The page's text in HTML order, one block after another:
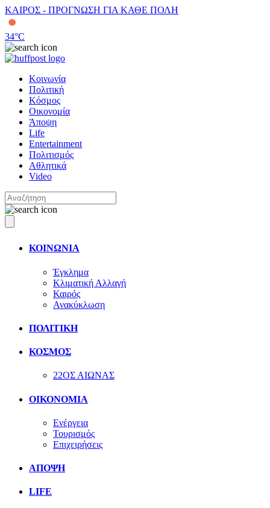
ΚΑΙΡΟΣ - ΠΡΟΓΝΩΣΗ ΓΙΑ ΚΑΘΕ ΠΟΛΗ
34°C
Κοινωνία
Πολιτική
Κόσμος
Οικονομία
Άποψη
Life
Entertainment
Πολιτισμός
Αθλητικά
Video
ΚΟΙΝΩΝΙΑ
Έγκλημα
Κλιματική Αλλαγή
Καιρός
Ανακύκλωση
ΠΟΛΙΤΙΚΗ
ΚΟΣΜΟΣ
22ΟΣ ΑΙΩΝΑΣ
ΟΙΚΟΝΟΜΙΑ
Ενέργεια
Τουρισμός
Επιχειρήσεις
ΑΠΟΨΗ
LIFE